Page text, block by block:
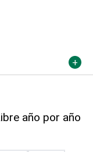
año por año